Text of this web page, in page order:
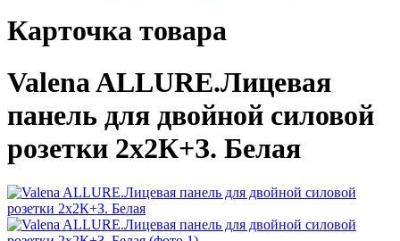
Карточка товара
Valena ALLURE.Лицевая
панель для двойной силовой
розетки 2х2К+З. Белая